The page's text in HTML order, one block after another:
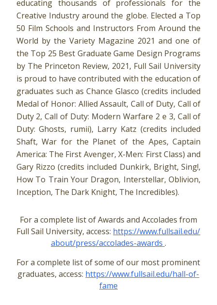
educating thousands of professionals for the
Creative Industry around the globe. Elected a Top
50 Film Schools and Instructors From Around the
World by the Variety Magazine 2021 and one of
the Top 25 Best Graduate Game Design Programs
by The Princeton Review, 2021, Full Sail University
is proud to have contributed with the education of
graduates such as Chance Glasco (credits included
Medal of Honor: Allied Assault, Call of Duty, Call of
Duty 2, Call of Duty: Modern Warfare 2 e 3, Call of
Duty: Ghosts, rumii), Larry Katz (credits included
Shaft, War for the Planet of the Apes, Captain
America: The First Avenger, X-Men: First Class) and
Gary Rizzo (credits included Dunkirk, Bright, Sing!,
How To Train Your Dragon, Interstellar, Oblivion,
Inception, The Dark Knight, The Incredibles).
For a complete list of Awards and Accolades from
Full Sail University, access: https://www.fullsail.edu/
about/press/accolades-awards .
For a complete list of some of our most prominent
graduates, access: https://www.fullsail.edu/hall-of-
fame